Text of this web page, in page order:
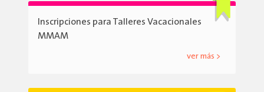
Inscripciones para Talleres Vacacionales
MMAM
ver más >